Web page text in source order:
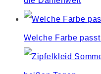
Welche Farbe